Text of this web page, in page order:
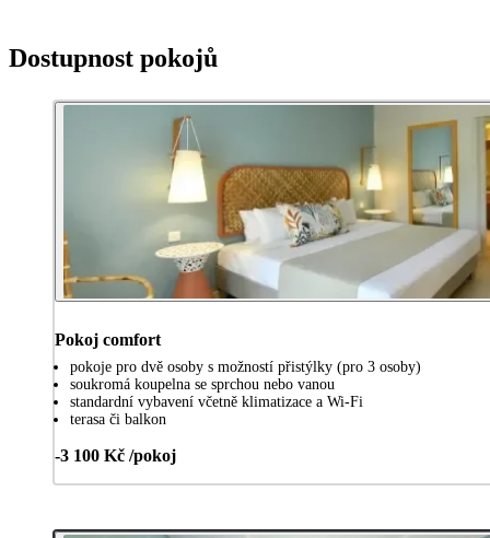
Dostupnost pokojů
Pokoj comfort
pokoje pro dvě osoby s možností přistýlky (pro 3 osoby)
soukromá koupelna se sprchou nebo vanou
standardní vybavení včetně klimatizace a Wi-Fi
terasa či balkon
-3 100 Kč /pokoj